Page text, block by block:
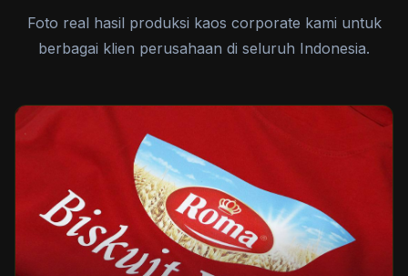
Foto real hasil produksi kaos corporate kami untuk
berbagai klien perusahaan di seluruh Indonesia.